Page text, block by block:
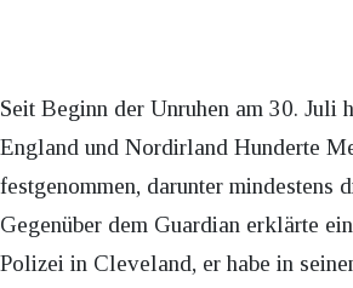
Seit Beginn der Unruhen am 30. Juli
England und Nordirland Hunderte
festgenommen, darunter mindestens
Gegenüber dem Guardian erklärte
Polizei in Cleveland, er habe in